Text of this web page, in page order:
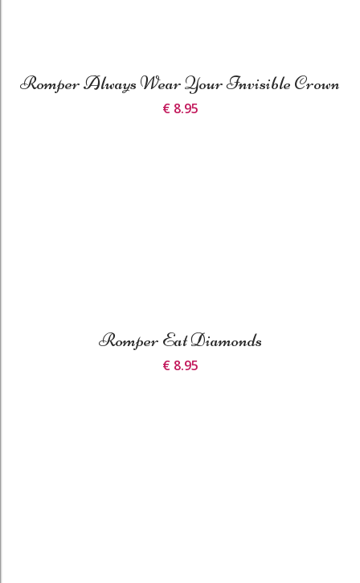
Romper Always Wear Your Invisible Crown
€ 8.95
Romper Eat Diamonds
€ 8.95